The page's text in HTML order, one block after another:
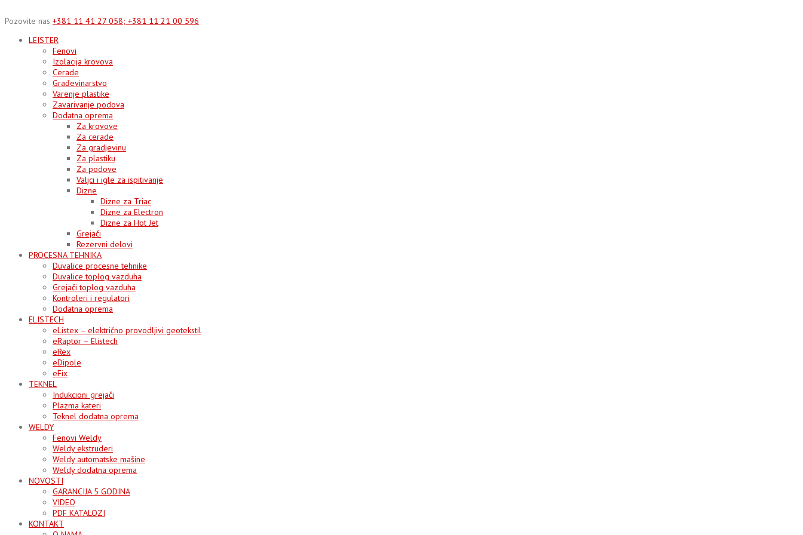
to
Pozovite nas +381 11 41 27 058; +381 11 21 00 596
LEISTER
Fenovi
Izolacija krovova
Cerade
Građevinarstvo
Varenje plastike
Zavarivanje podova
Dodatna oprema
Za krovove
Za cerade
Za gradjevinu
Za plastiku
Za podove
Valjci i igle za ispitivanje
Dizne
Dizne za Triac
Dizne za Electron
Dizne za Hot Jet
Grejači
Rezervni delovi
PROCESNA TEHNIKA
Duvalice procesne tehnike
Duvalice toplog vazduha
Grejači toplog vazduha
Kontroleri i regulatori
Dodatna oprema
ELISTECH
eListex – električno provodljivi geotekstil
eRaptor – Elistech
eRex
eDipole
eFix
TEKNEL
Indukcioni grejači
Plazma kateri
Teknel dodatna oprema
WELDY
Fenovi Weldy
Weldy ekstruderi
Weldy automatske mašine
Weldy dodatna oprema
NOVOSTI
GARANCIJA 5 GODINA
VIDEO
PDF KATALOZI
KONTAKT